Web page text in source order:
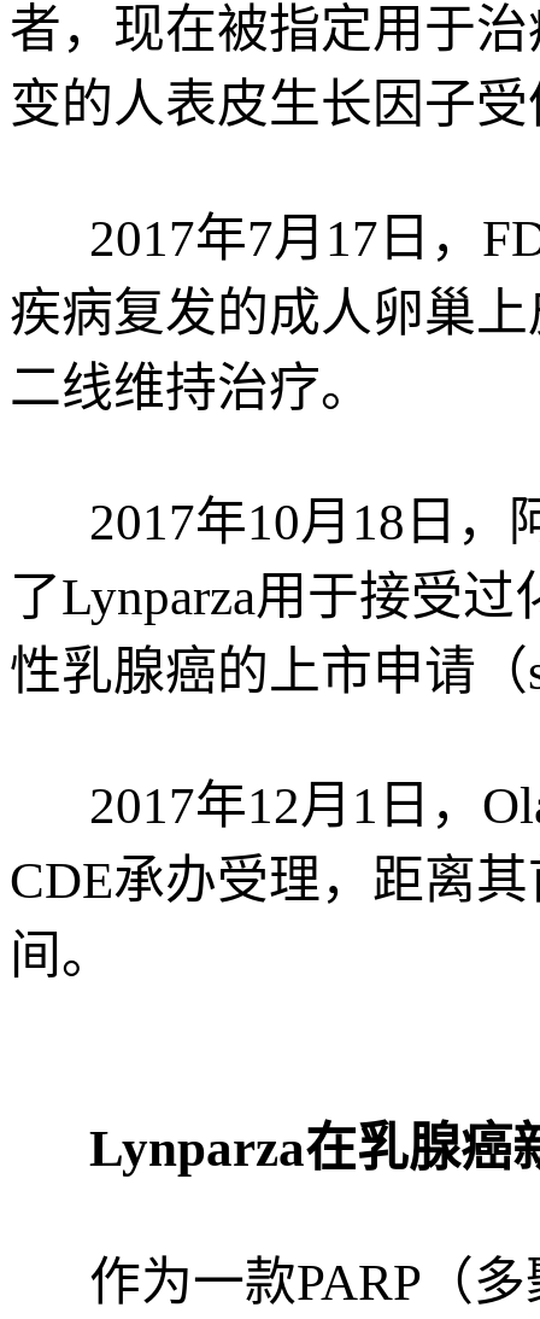
者，现在被指定用于
变的人表皮生长因子
2017年7月17日，
疾病复发的成人卵巢
二线维持治疗。
2017年10月18日
了Lynparza用于接受
性乳腺癌的上市申请
2017年12月1日，
CDE承办受理，距离
间。
Lynparza在乳腺癌
作为一款PARP（